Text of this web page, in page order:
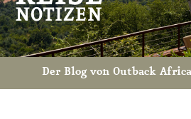
Der Blog von Outback